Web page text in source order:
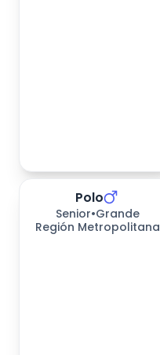
Polo
Senior•Grande
Región Metropolitana